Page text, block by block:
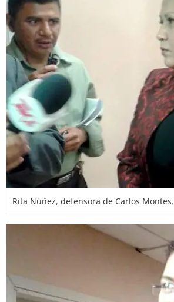
Rita Núñez, defensora de Carlos Montes.